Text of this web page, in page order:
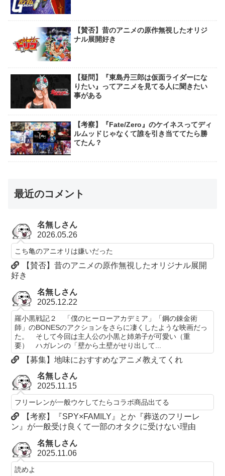
【賛否】昔のアニメの原作無視したオリジ
ナル展開好き
【疑問】『東島丹三郎は仮面ライダーにな
りたい』ってアニメを見てる人に聞きたい
事がある
【考察】『Fate/Zero』のケイネスってディ
ルムッドじゃなくて誰を引き当ててたら勝
てたん？
最近のコメント
名無しさん
2026.05.26
こち亀のアニオリは嫌いだった
【賛否】昔のアニメの原作無視したオリジナル展開
好き
名無しさん
2025.12.22
羅小黒戦記２ 「僕のヒーローアカデミア」「鋼の錬金術
師」のBONESのアクションをさらに凄くしたような映画だっ
た。 そして今回は主人公の小黒と姉弟子が可愛い（重
要） ハガレンの「壁から土壁がせり出して...
【募集】地味におすすめなアニメ教えてくれ
名無しさん
2025.11.15
フリーレンが一般ウケしてたらコラボ商品出てる
【考察】『SPY×FAMILY』とか『葬送のフリーレ
ン』が一般受け良くて一部のオタクに受けない理由
名無しさん
2025.11.06
読めよ